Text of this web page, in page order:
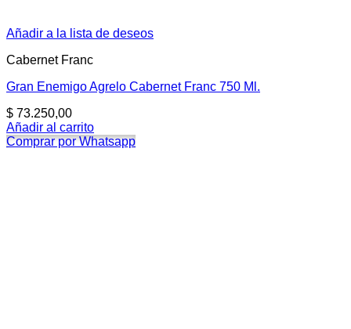
Añadir a la lista de deseos
Cabernet Franc
Gran Enemigo Agrelo Cabernet Franc 750 Ml.
$ 73.250,00
Añadir al carrito
Comprar por Whatsapp